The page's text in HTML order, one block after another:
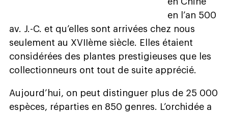
en l’an 500
av. J.-C. et qu’elles sont arrivées chez nous
seulement au XVIIème siècle. Elles étaient
considérées des plantes prestigieuses que les
collectionneurs ont tout de suite apprécié.
Aujourd’hui, on peut distinguer plus de 25 000
espèces, réparties en 850 genres. L’orchidée a